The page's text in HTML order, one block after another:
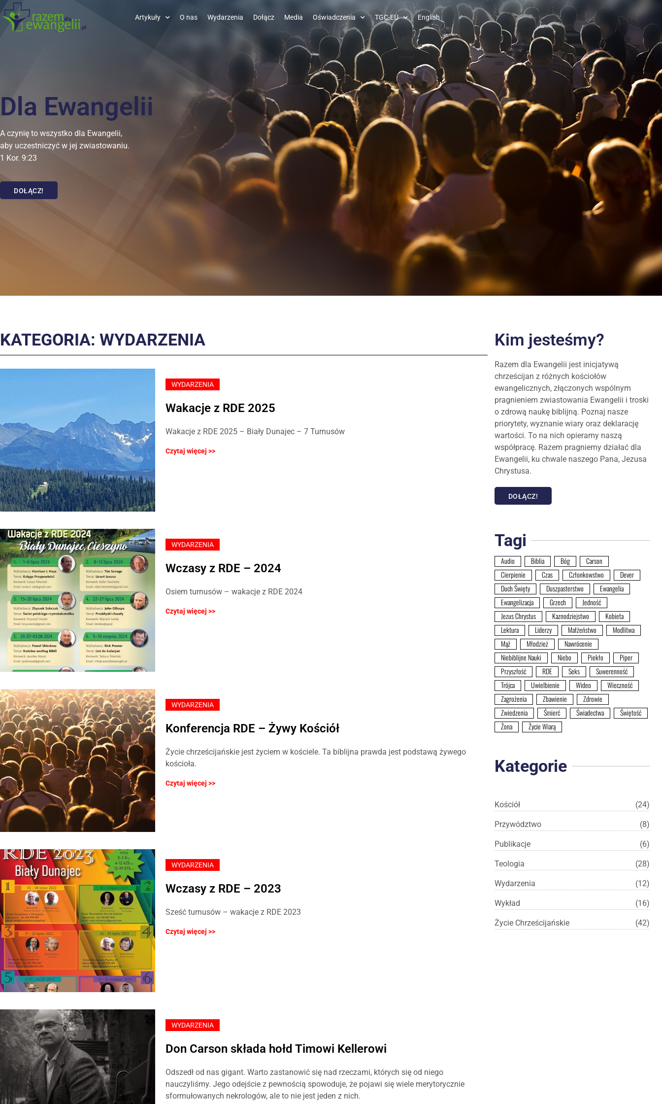
Artykuły O nas Wydarzenia Dołącz Media Oświadczenia TGC-EU English
Dla Ewangelii
A czynię to wszystko dla Ewangelii,
aby uczestniczyć w jej zwiastowaniu.
1 Kor. 9:23
DOŁĄCZ!
KATEGORIA: WYDARZENIA
WYDARZENIA
Wakacje z RDE 2025
Wakacje z RDE 2025 – Biały Dunajec – 7 Turnusów
Czytaj więcej >>
WYDARZENIA
Wczasy z RDE – 2024
Osiem turnusów – wakacje z RDE 2024
Czytaj więcej >>
WYDARZENIA
Konferencja RDE – Żywy Kościół
Życie chrześcijańskie jest życiem w kościele. Ta biblijna prawda jest podstawą żywego
kościoła.
Czytaj więcej >>
WYDARZENIA
Wczasy z RDE – 2023
Sześć turnusów – wakacje z RDE 2023
Czytaj więcej >>
WYDARZENIA
Don Carson składa hołd Timowi Kellerowi
Odszedł od nas gigant. Warto zastanowić się nad rzeczami, których się od niego
nauczyliśmy. Jego odejście z pewnością spowoduje, że pojawi się wiele merytorycznie
sformułowanych nekrologów, ale to nie jest jeden z nich.
Kim jesteśmy?
Razem dla Ewangelii jest inicjatywą
chrześcijan z różnych kościołów
ewangelicznych, złączonych wspólnym
pragnieniem zwiastowania Ewangelii i troski
o zdrową naukę biblijną. Poznaj nasze
priorytety, wyznanie wiary oraz deklarację
wartości. To na nich opieramy naszą
współpracę. Razem pragniemy działać dla
Ewangelii, ku chwale naszego Pana, Jezusa
Chrystusa.
DOŁĄCZ!
Tagi
Audio Biblia Bóg
Carson
Cierpienie
Czas Członkowstwo
Dever
Duch Święty
Duszpasterstwo
Ewangelia
Ewangelizacja
Grzech
Jedność
Jezus Chrystus
Kaznodziejstwo
Kobieta
Lektura
Liderzy Małżeństwo
Modlitwa
Mąż
Młodzież
Nawrócenie
Niebiblijne Nauki
Niebo Piekło
Piper
Przyszłość
RDE Seks
Suwerenność
Trójca
Uwielbienie Wideo
Wieczność
Zagrożenia
Zbawienie
Zdrowie
Zwiedzenia
Śmierć Świadectwa
Świętość
Żona
Życie Wiarą
Kategorie
Kościół (24)
Przywództwo (8)
Publikacje (6)
Teologia (28)
Wydarzenia (12)
Wykład (16)
Życie Chrześcijańskie (42)